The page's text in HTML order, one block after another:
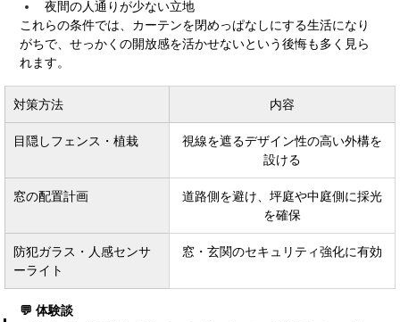
夜間の人通りが少ない立地
これらの条件では、カーテンを閉めっぱなしにする生活になり
がちで、せっかくの開放感を活かせないという後悔も多く見ら
れます。
対策方法 内容
目隠しフェンス・植栽
視線を遮るデザイン性の高い外構を
設ける
窓の配置計画
道路側を避け、坪庭や中庭側に採光
を確保
防犯ガラス・人感センサ
ーライト
窓・玄関のセキュリティ強化に有効
💬 体験談